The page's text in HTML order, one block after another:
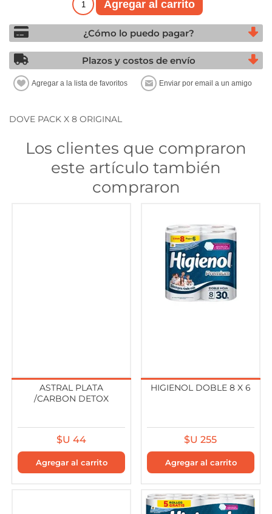
¿Cómo lo puedo pagar?
Plazos y costos de envío
DOVE PACK X 8 ORIGINAL
Los clientes que compraron
este artículo también
compraron
ASTRAL PLATA
/CARBON DETOX
$U 44
HIGIENOL DOBLE 8 X 6
$U 255